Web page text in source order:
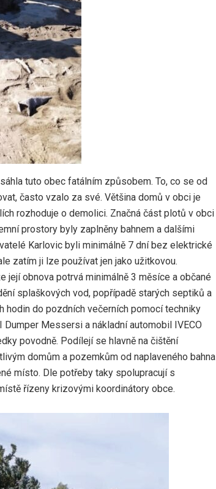
tuto obec fatálním způsobem. To, co se od
často vzalo za své. Většina domů v obci je
rozhoduje o demolici. Značná část plotů v obci
prostory byly zaplněny bahnem a dalšími
Karlovic byli minimálně 7 dní bez elektrické
zatím ji lze používat jen jako užitkovou.
její obnova potrvá minimálně 3 měsíce a občané
splaškových vod, popřípadě starých septiků a
hodin do pozdních večerních pomocí techniky
Messersi a nákladní automobil IVECO
povodně. Podílejí se hlavně na čištění
domům a pozemkům od naplaveného bahna
místo. Dle potřeby taky spolupracují s
řízeny krizovými koordinátory obce.